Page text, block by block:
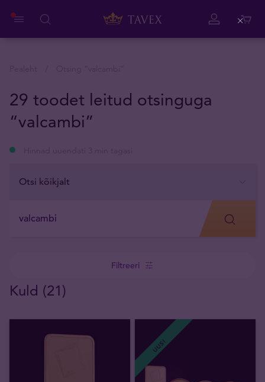
29 toodet leitud otsinguga
“valcambi”
Filtreeri
Kuld (21)
UUS!
Close